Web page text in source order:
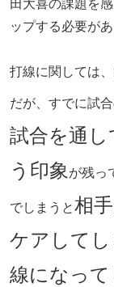
田大喜の課題を
ップする必要が
打線に関しては
だが、すでに試
試合を通
う印象 が残っ
でしまうと相
ケアして
線になって